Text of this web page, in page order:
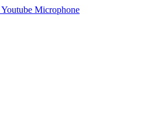
Youtube Microphone